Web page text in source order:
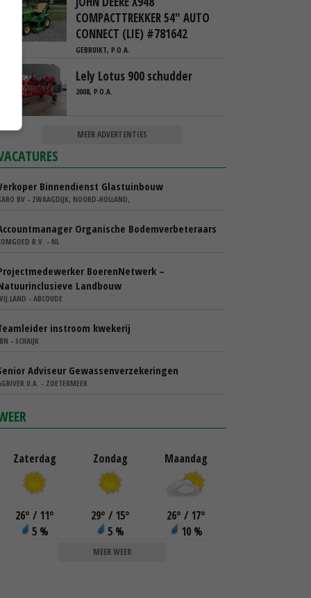
COMPACTTREKKER 54" AUTO
CONNECT (LIE) #781642
GEBRUIKT, P.O.A.
Lely Lotus 900 schudder
2008, P.O.A.
MEER ADVERTENTIES
Binnendienst Glastuinbouw
BV - ZWAAGDIJK, NOORD-HOLLAND,
Organische Bodemverbeteraars
B.V. - NL
BoerenNetwerk –
Landbouw
- ABCOUDE
instroom kwekerij
- SCHAIJK
Adviseur Gewassenverzekeringen
U.A. - ZOETERMEER
Zaterdag
26° / 11°
5 %
Zondag
29° / 15°
5 %
Maandag
26° / 17°
10 %
MEER WEER